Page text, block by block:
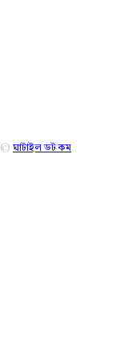
© ঘাটাইল ডট কম